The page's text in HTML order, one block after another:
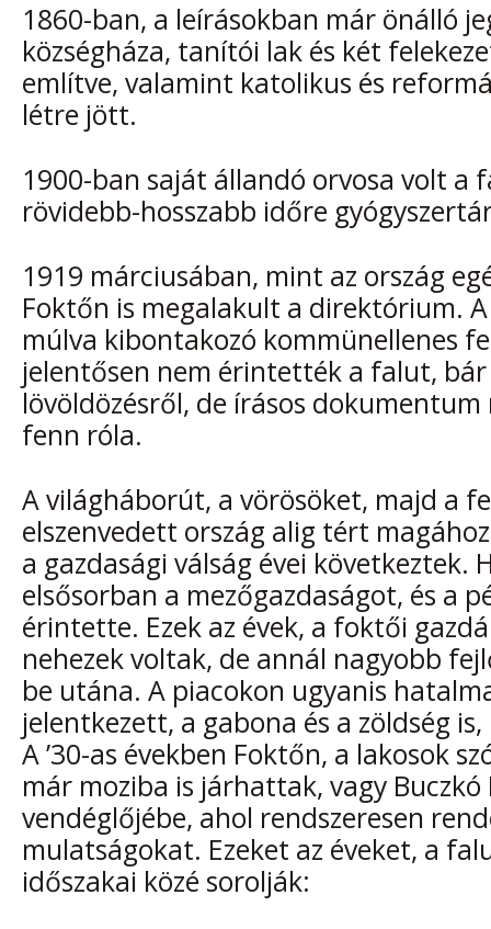
1860-ban, a leírásokban már önálló
községháza, tanítói lak és két
említve, valamint katolikus és
létre jött.
1900-ban saját állandó orvosa volt a
rövidebb-hosszabb időre
1919 márciusában, mint az ország
Foktőn is megalakult a direktórium.
múlva kibontakozó kommünellenes
jelentősen nem érintették a falut, bár
lövöldözésről, de írásos
fenn róla.
A világháborút, a vörösöket, majd a
elszenvedett ország alig tért
a gazdasági válság évei következtek.
elsősorban a mezőgazdaságot, és a
érintette. Ezek az évek, a foktői
nehezek voltak, de annál nagyobb
be utána. A piacokon ugyanis
jelentkezett, a gabona és a zöldség
A ’30-as években Foktőn, a lakosok
már moziba is járhattak, vagy Buczkó
vendéglőjébe, ahol rendszeresen
mulatságokat. Ezeket az éveket, a
időszakai közé sorolják: